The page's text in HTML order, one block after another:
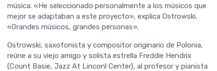
música. «He seleccionado personalmente a los músicos que
mejor se adaptaban a este proyecto», explica Ostrowski.
«Grandes músicos, grandes personas».
Ostrowski, saxofonista y compositor originario de Polonia,
reúne a su viejo amigo y solista estrella Freddie Hendrix
(Count Basie, Jazz At Linconl Center), al profesor y pianista